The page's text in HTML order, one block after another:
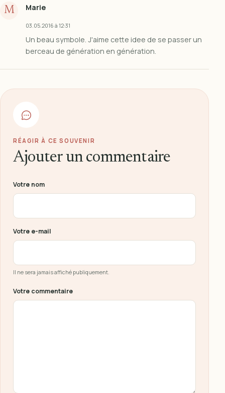
M Marie
03.05.2016 à 12:31
Un beau symbole. J'aime cette idee de se passer un
berceau de génération en génération.
RÉAGIR À CE SOUVENIR
Ajouter un commentaire
Ne pas remplir ce champ
Votre nom
Votre e-mail
Il ne sera jamais affiché publiquement.
Votre commentaire